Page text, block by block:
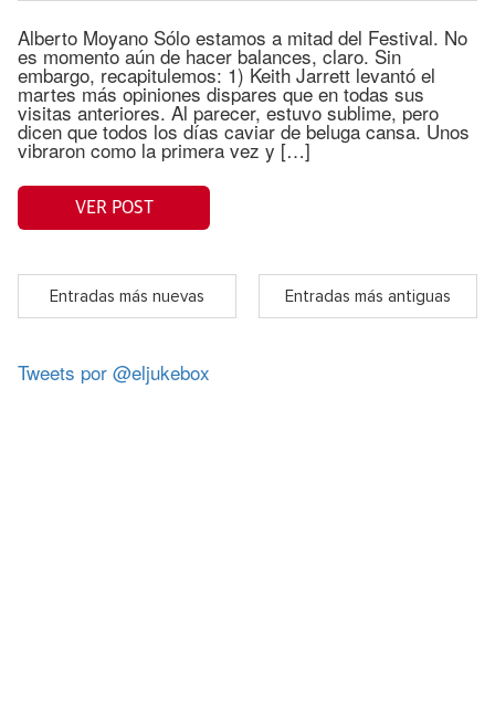
Alberto Moyano Sólo estamos a mitad del Festival. No
es momento aún de hacer balances, claro. Sin
embargo, recapitulemos: 1) Keith Jarrett levantó el
martes más opiniones dispares que en todas sus
visitas anteriores. Al parecer, estuvo sublime, pero
dicen que todos los días caviar de beluga cansa. Unos
vibraron como la primera vez y […]
VER POST
Entradas más nuevas Entradas más antiguas
Tweets por @eljukebox